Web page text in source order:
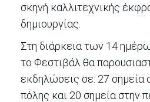
ΑΝΘΕΚΤΙΚΗ
ΠΟΛΗ
σκηνή καλλιτεχνικής
δημιουργίας.
Στη διάρκεια των 14
το Φεστιβάλ θα
εκδηλώσεις σε: 27 σημεία
πόλης και 20 σημεία στην